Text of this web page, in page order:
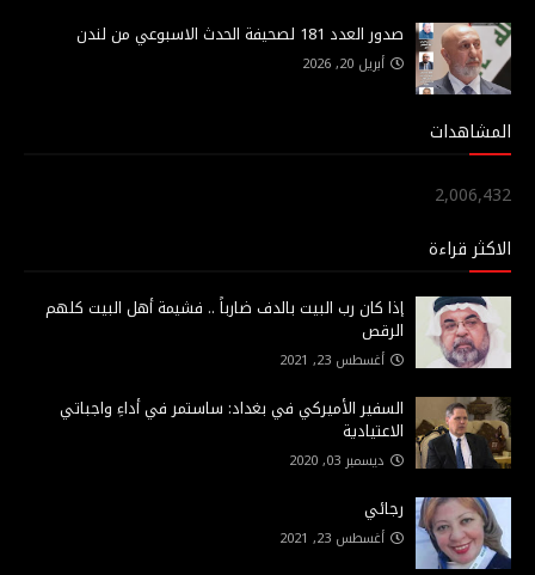
صدور العدد 181 لصحيفة الحدث الاسبوعي من لندن
أبريل 20, 2026
المشاهدات
2,006,432
الاكثر قراءة
إذا كان رب البيت بالدف ضارباً .. فشيمة أهل البيت كلهم
الرقص
أغسطس 23, 2021
السفير الأميركي في بغداد: ساستمر في أداءِ واجباتي
الاعتيادية
ديسمبر 03, 2020
رجائي
أغسطس 23, 2021